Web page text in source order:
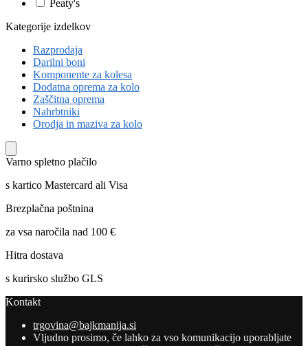
Peaty's
Kategorije izdelkov
Razprodaja
Darilni boni
Komponente za kolesa
Dodatna oprema za kolo
Zaščitna oprema
Nahrbtniki
Orodja in maziva za kolo
Varno spletno plačilo
s kartico Mastercard ali Visa
Brezplačna poštnina
za vsa naročila nad 100 €
Hitra dostava
s kurirsko službo GLS
Kontakt
trgovina@bajkmanija.si
Vljudno prosimo, če lahko za vso komunikacijo uporabljate